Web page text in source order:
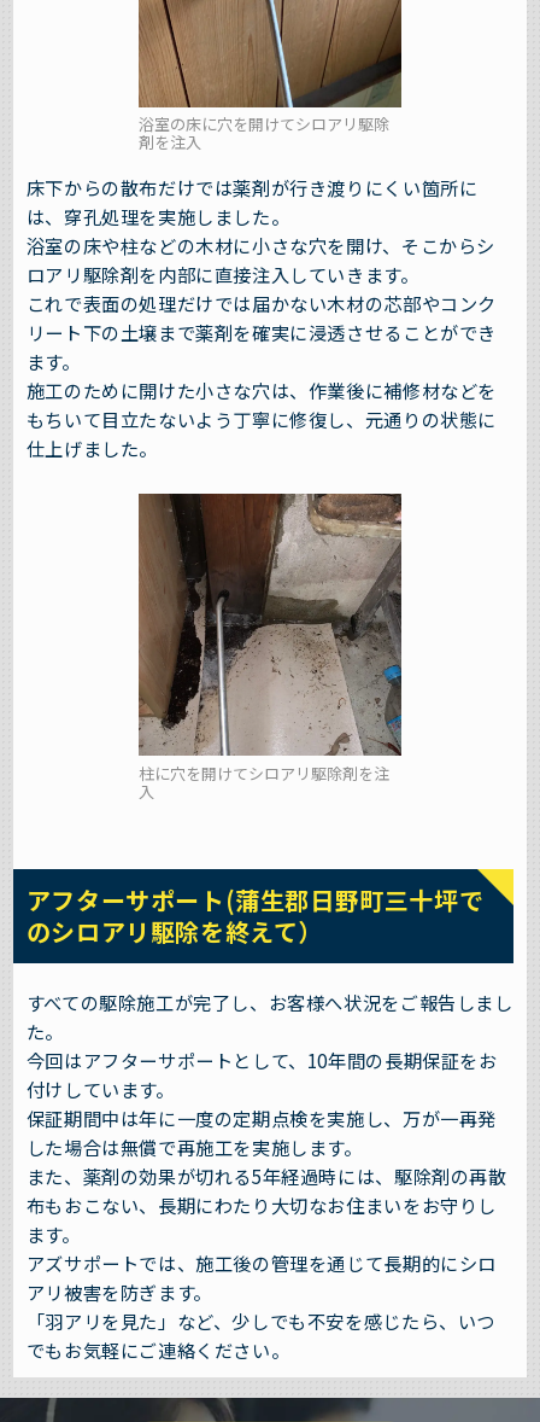
浴室の床に穴を開けてシロアリ駆除
剤を注入
床下からの散布だけでは薬剤が行き渡りにくい箇所に
は、穿孔処理を実施しました。
浴室の床や柱などの木材に小さな穴を開け、そこからシ
ロアリ駆除剤を内部に直接注入していきます。
これで表面の処理だけでは届かない木材の芯部やコンク
リート下の土壌まで薬剤を確実に浸透させることができ
ます。
施工のために開けた小さな穴は、作業後に補修材などを
もちいて目立たないよう丁寧に修復し、元通りの状態に
仕上げました。
柱に穴を開けてシロアリ駆除剤を注
入
アフターサポート(蒲生郡日野町三十坪で
のシロアリ駆除を終えて）
すべての駆除施工が完了し、お客様へ状況をご報告しまし
た。
今回はアフターサポートとして、10年間の長期保証をお
付けしています。
保証期間中は年に一度の定期点検を実施し、万が一再発
した場合は無償で再施工を実施します。
また、薬剤の効果が切れる5年経過時には、駆除剤の再散
布もおこない、長期にわたり大切なお住まいをお守りし
ます。
アズサポートでは、施工後の管理を通じて長期的にシロ
アリ被害を防ぎます。
「羽アリを見た」など、少しでも不安を感じたら、いつ
でもお気軽にご連絡ください。